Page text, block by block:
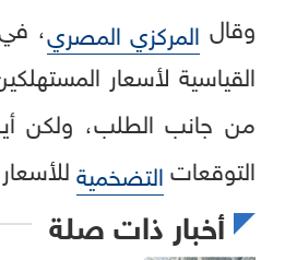
وقال المركزي المصري،
القياسية لأسعار
من جانب الطلب، ولكن
التوقعاتالتضخمية
أخبار ذات صلة